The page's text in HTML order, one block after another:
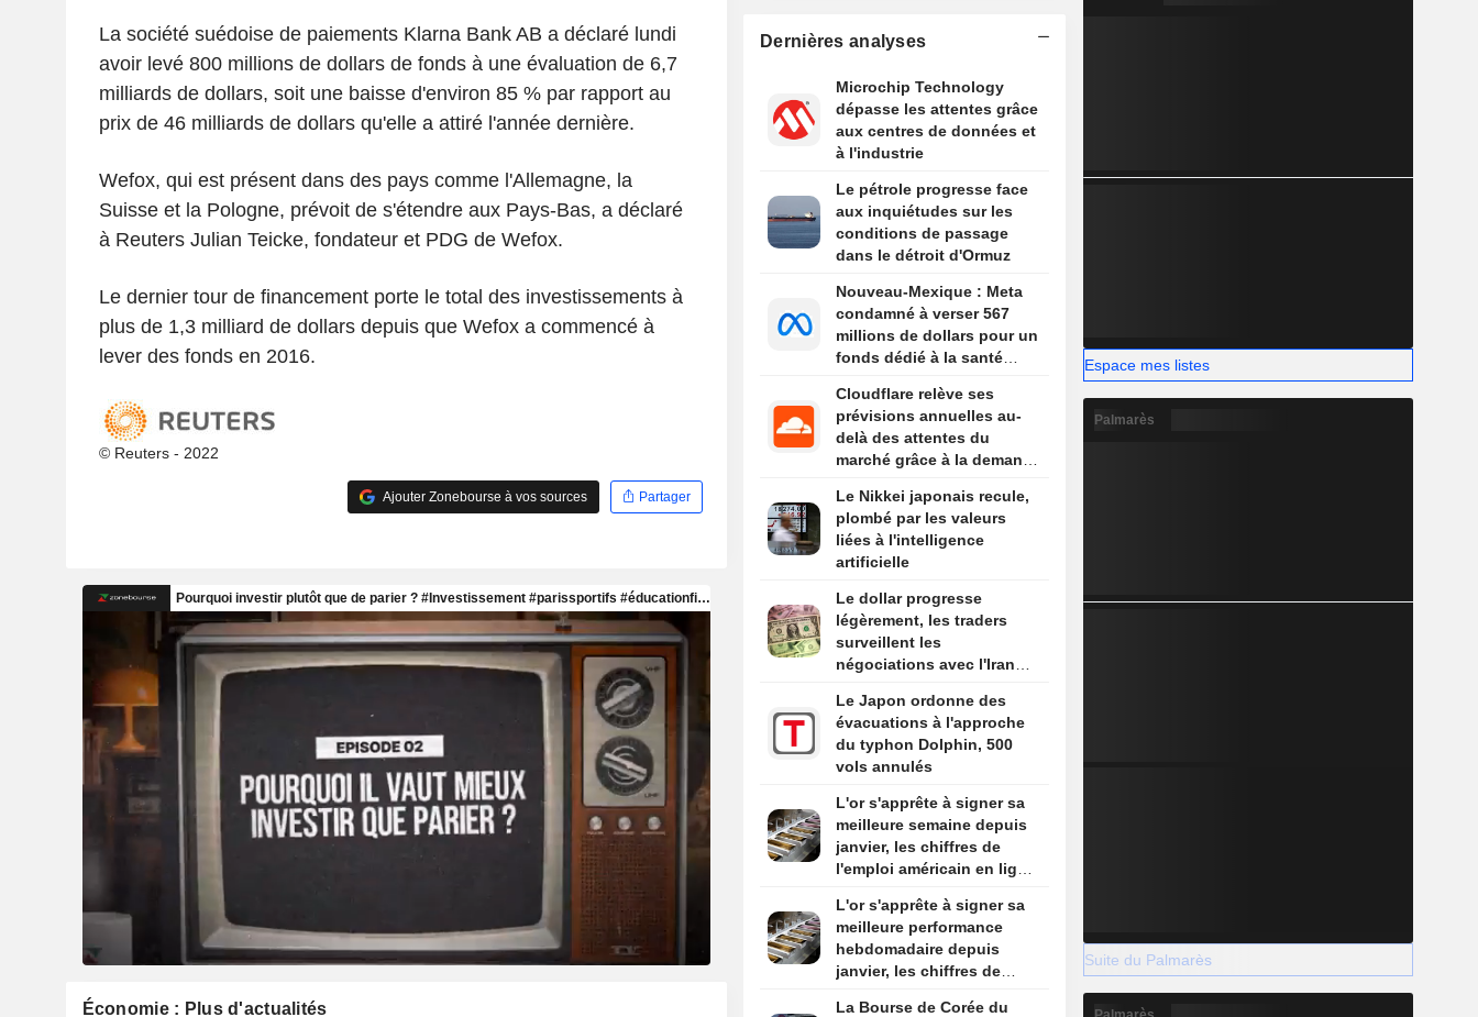
La société suédoise de paiements Klarna Bank AB a déclaré lundi
avoir levé 800 millions de dollars de fonds à une évaluation de 6,7
milliards de dollars, soit une baisse d'environ 85 % par rapport au
prix de 46 milliards de dollars qu'elle a attiré l'année dernière.
Wefox, qui est présent dans des pays comme l'Allemagne, la
Suisse et la Pologne, prévoit de s'étendre aux Pays-Bas, a déclaré
à Reuters Julian Teicke, fondateur et PDG de Wefox.
Le dernier tour de financement porte le total des investissements à
plus de 1,3 milliard de dollars depuis que Wefox a commencé à
lever des fonds en 2016.
© Reuters - 2022
Ajouter Zonebourse à vos sources Partager
Économie : Plus d'actualités
Dernières analyses
Microchip Technology
dépasse les attentes grâce
aux centres de données et
à l'industrie
Le pétrole progresse face
aux inquiétudes sur les
conditions de passage
dans le détroit d'Ormuz
Nouveau-Mexique : Meta
condamné à verser 567
millions de dollars pour un
fonds dédié à la santé
Cloudflare relève ses
prévisions annuelles au-
delà des attentes du
marché grâce à la demande
Le Nikkei japonais recule,
plombé par les valeurs
liées à l'intelligence
artificielle
Le dollar progresse
légèrement, les traders
surveillent les
négociations avec l'Iran
l'emploi américain
Le Japon ordonne des
évacuations à l'approche
du typhon Dolphin, 500
vols annulés
L'or s'apprête à signer sa
meilleure semaine depuis
janvier, les chiffres de
l'emploi américain en ligne
L'or s'apprête à signer sa
meilleure performance
hebdomadaire depuis
janvier, les chiffres de
La Bourse de Corée du
Espace mes listes
Palmarès
Suite du Palmarès